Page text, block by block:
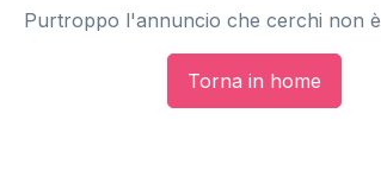
Purtroppo l'annuncio che cerchi non
Torna in home